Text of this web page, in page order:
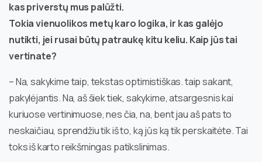
kas priverstų mus palūžti.
Tokia vienuolikos metų karo logika, ir kas galėjo
nutikti, jei rusai būtų patraukę kitu keliu. Kaip jūs tai
vertinate?
– Na, sakykime taip, tekstas optimistiškas. taip sakant,
pakylėjantis. Na, aš šiek tiek, sakykime, atsargesnis kai
kuriuose vertinimuose, nes čia, na, bent jau aš pats to
neskaičiau, sprendžiu tik iš to, ką jūs ką tik perskaitėte. Tai
toks iš karto reikšmingas patikslinimas.